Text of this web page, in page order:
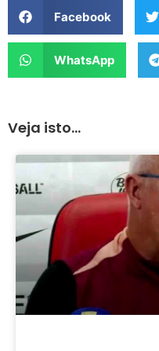
Facebook
WhatsApp
Veja isto...